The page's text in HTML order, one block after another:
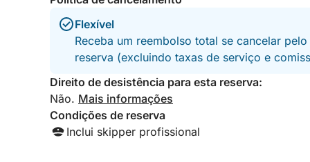
melhor dia em Santorini!
Flexível
Receba um reembolso total se cancelar
reserva (excluindo taxas de serviço e
Direito de desistência para esta reserva:
Não. Mais informações
Condições de reserva
Inclui skipper profissional